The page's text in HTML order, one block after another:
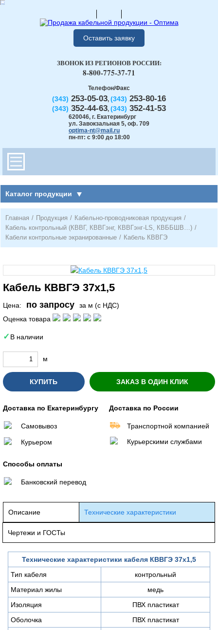
Оставить заявку
Телефон/Факс
(343) 253-05-03, (343) 253-80-16
(343) 352-44-63, (343) 352-41-53
620046, г. Екатеринбург
ул. Завокзальная 5, оф. 709
optima-nt@mail.ru
пн-пт: с 9:00 до 18:00
ЗВОНОК ИЗ РЕГИОНОВ РОССИИ:
8-800-775-37-71
Каталог продукции
Главная / Продукция / Кабельно-проводниковая продукция /
Кабель контрольный (КВВГ, КВВГэнг, КВВГэнг-LS, КВББШВ…) /
Кабели контрольные экранированные / Кабель КВВГЭ
Кабель КВВГЭ 37х1,5
Цена: по запросу
за м (с НДС)
Оценка товара
В наличии
м
КУПИТЬ ЗАКАЗ В ОДИН КЛИК
Доставка по Екатеринбургу
Самовывоз
Курьером
Доставка по России
Транспортной компанией
Курьерскими службами
Способы оплаты
Банковский перевод
Описание Технические характеристики
Чертежи и ГОСТы
Технические характеристики кабеля КВВГЭ 37х1,5
Тип кабеля
контрольный
Материал жилы
медь
Изоляция
ПВХ пластикат
Оболочка
ПВХ пластикат